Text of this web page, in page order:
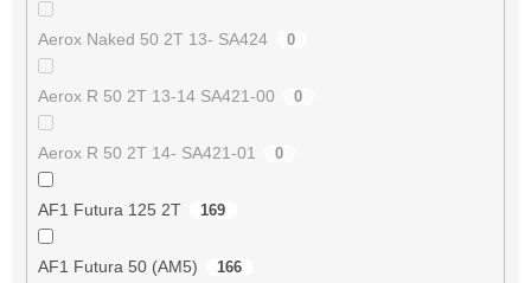
Aerox Naked 50 2T 13- SA424 0
Aerox R 50 2T 13-14 SA421-00 0
Aerox R 50 2T 14- SA421-01 0
AF1 Futura 125 2T 169
AF1 Futura 50 (AM5) 166